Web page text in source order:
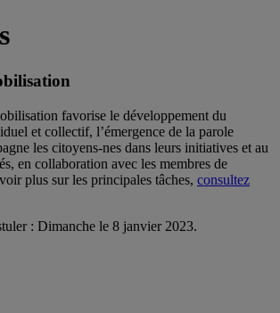
favorise le développement du
et collectif, l’émergence de la parole
les citoyens-nes dans leurs initiatives et au
en collaboration avec les membres de
plus sur les principales tâches, consultez
: Dimanche le 8 janvier 2023.